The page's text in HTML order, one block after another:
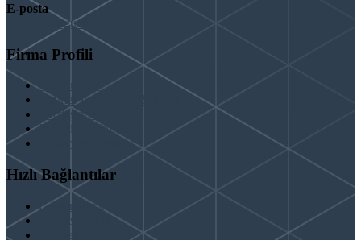
E-posta
info@binaguclendir.com
Firma Profili
Hakkımızda
Hizmet Verdiğimiz Bölgeler
Paydaşlarımız
İş Birliği Teklifleri
Şartlar ve Koşullar
Hızlı Bağlantılar
Güçlendirme
Hizmetlerimiz